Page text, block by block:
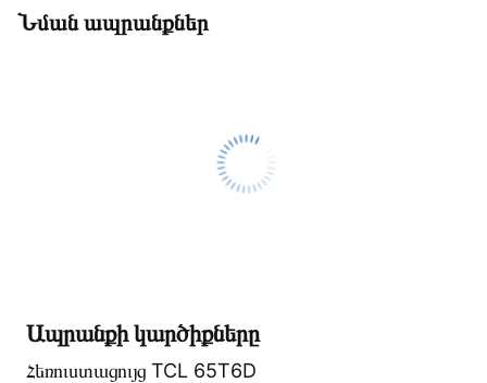
Նման ապրանքներ
Ապրանքի կարծիքները
Հեռուստացույց TCL 65T6D